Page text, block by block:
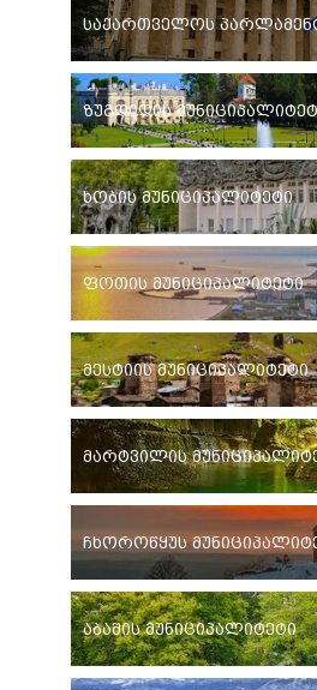
საქართველოს
ზუგდიდის
ხობის მუნიციპალიტეტი
ფოთის მუნიციპალიტეტი
მესტიის მუნიციპალიტეტი
მარტვილის
ჩხოროწყუს
აბაშის მუნიციპალიტეტი